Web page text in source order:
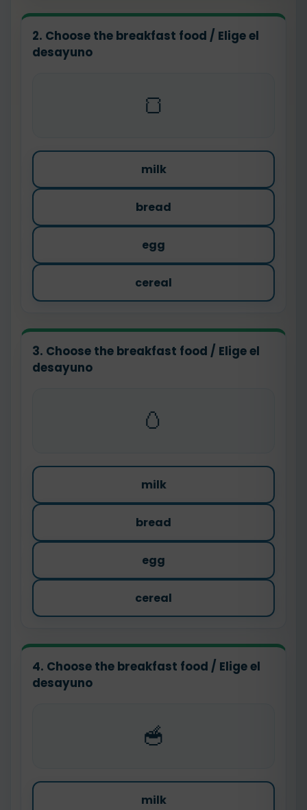
2. Choose the breakfast food / Elige el
desayuno
🍞
milk
bread
egg
cereal
3. Choose the breakfast food / Elige el
desayuno
🥚
milk
bread
egg
cereal
4. Choose the breakfast food / Elige el
desayuno
🥣
milk